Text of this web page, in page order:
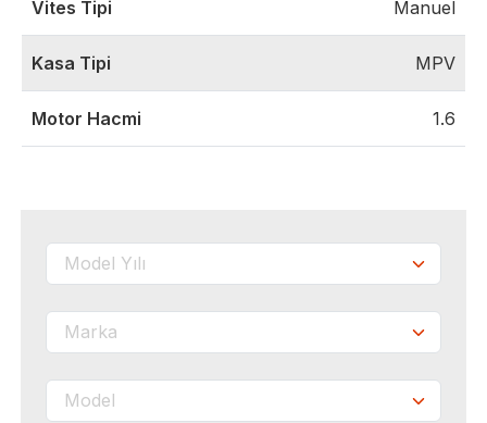
Vites Tipi Manuel
Kasa Tipi MPV
Motor Hacmi 1.6